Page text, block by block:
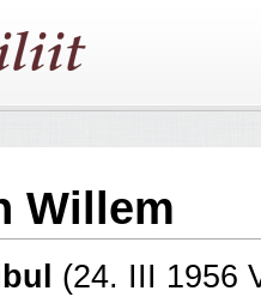
Willem
(24. III 1956